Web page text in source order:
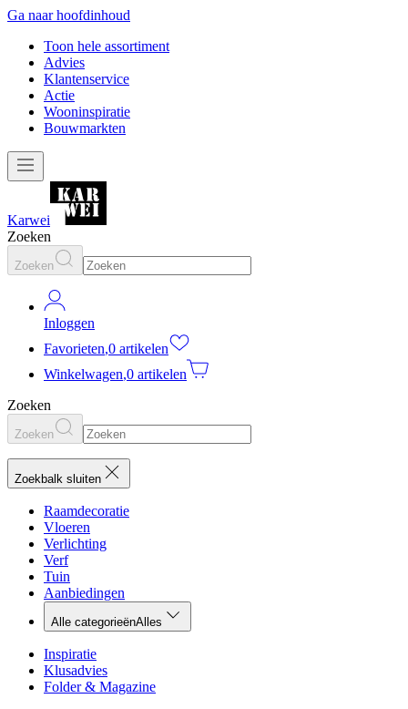
Ga naar hoofdinhoud
Toon hele assortiment
Advies
Klantenservice
Actie
Wooninspiratie
Bouwmarkten
Karwei
Zoeken
Zoeken
Inloggen
Favorieten,0 artikelen
Winkelwagen,0 artikelen
Zoeken
Zoeken
Zoekbalk sluiten
Raamdecoratie
Vloeren
Verlichting
Verf
Tuin
Aanbiedingen
Alle categorieënAlles
Inspiratie
Klusadvies
Folder & Magazine